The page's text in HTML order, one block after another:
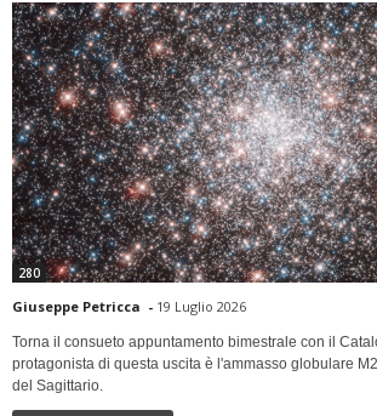
280
Giuseppe Petricca - 19 Luglio 2026
Torna il consueto appuntamento bimestrale con il
protagonista di questa uscita è l'ammasso globulare
del Sagittario.